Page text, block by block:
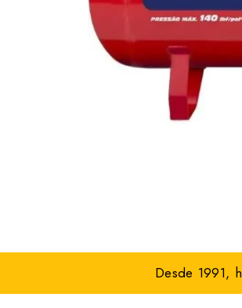
Desde 1991,